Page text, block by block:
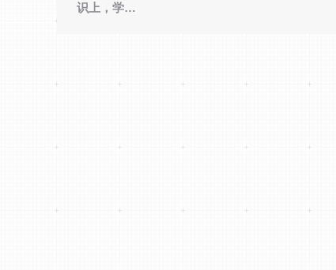
识上，学…